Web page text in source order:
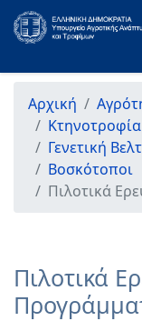
Αρχική
Κτηνοτροφία
Γενετική
Βοσκότοποι
Πιλοτικά
Πιλοτικά